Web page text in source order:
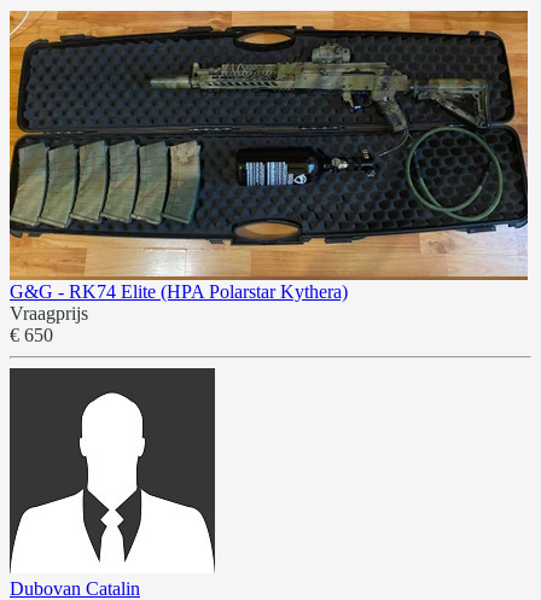
G&G - RK74 Elite (HPA Polarstar Kythera)
Vraagprijs
€ 650
Dubovan Catalin